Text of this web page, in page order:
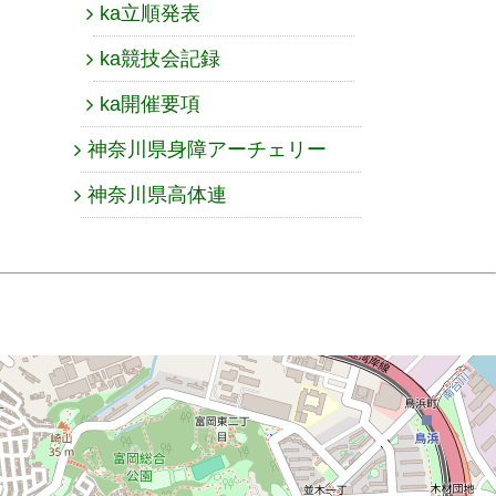
ka立順発表
ka競技会記録
ka開催要項
神奈川県身障アーチェリー
神奈川県高体連